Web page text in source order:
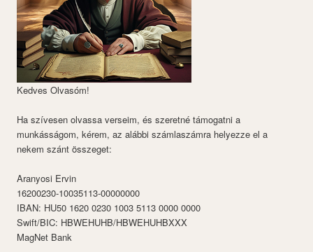
Kedves Olvasóm!
Ha szívesen olvassa verseim, és szeretné támogatni a
munkásságom, kérem, az alábbi számlaszámra helyezze el a
nekem szánt összeget:
Aranyosi Ervin
16200230-10035113-00000000
IBAN: HU50 1620 0230 1003 5113 0000 0000
Swift/BIC: HBWEHUHB/HBWEHUHBXXX
MagNet Bank